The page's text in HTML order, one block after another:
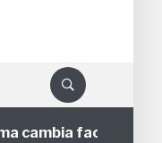
faccia